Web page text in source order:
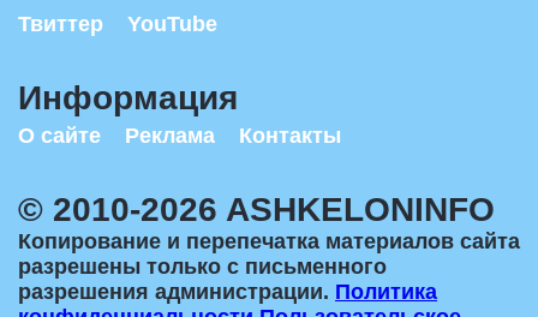
Твиттер
YouTube
Информация
О сайте Реклама Контакты
© 2010-2026 ASHKELONINFO
Копирование и перепечатка материалов сайта
разрешены только с письменного
разрешения администрации. Политика